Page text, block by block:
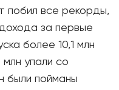
побил все рекорды,
за первые
более 10,1 млн
млн упали со
были пойманы